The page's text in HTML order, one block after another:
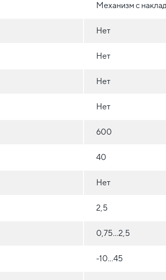
Механизм с
Нет
Нет
Нет
Нет
600
40
Нет
2,5
0,75...2,5
-10...45